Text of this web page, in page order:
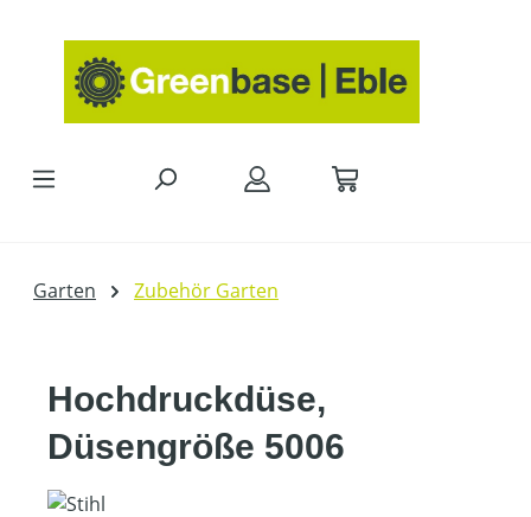
Garten Zubehör Garten
Hochdruckdüse,
Düsengröße 5006